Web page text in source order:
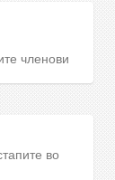
членови
во